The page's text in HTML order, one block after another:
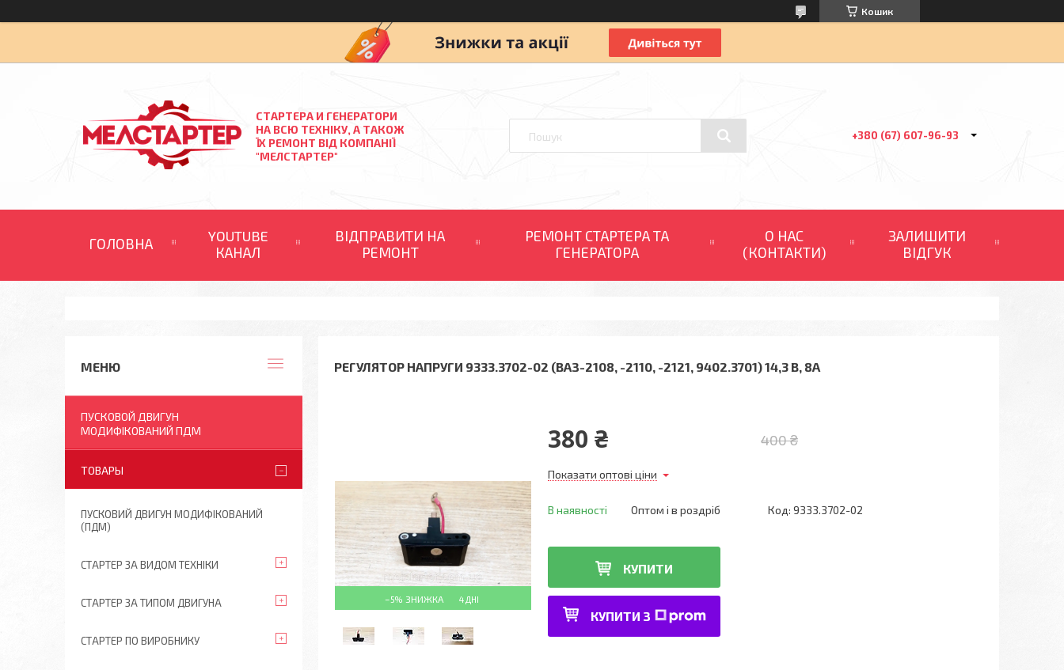
Кошик
СТАРТЕРА И ГЕНЕРАТОРИ
НА ВСЮ ТЕХНІКУ, А ТАКОЖ
ЇХ РЕМОНТ ВІД КОМПАНІЇ
"МЕЛСТАРТЕР"
+380 (67) 607-96-93
ГОЛОВНА
YOUTUBE
КАНАЛ
ВІДПРАВИТИ НА
РЕМОНТ
РЕМОНТ СТАРТЕРА ТА
ГЕНЕРАТОРА
О НАС
(КОНТАКТИ)
ЗАЛИШИТИ
ВІДГУК
РЕГУЛЯТОР НАПРУГИ 9333.3702-02 (ВАЗ-2108, -2110, -2121, 9402.3701) 14,3 В, 8А
–5% 4 ДНІ
400 ₴
380 ₴
Показати оптові ціни
В наявності Оптом і в роздріб Код: 9333.3702-02
КУПИТИ
КУПИТИ З
ПУСКОВОЙ ДВИГУН
МОДИФІКОВАНИЙ ПДМ
ТОВАРЫ
ПУСКОВИЙ ДВИГУН МОДИФІКОВАНИЙ
(ПДМ)
СТАРТЕР ЗА ВИДОМ ТЕХНІКИ
СТАРТЕР ЗА ТИПОМ ДВИГУНА
СТАРТЕР ПО ВИРОБНИКУ